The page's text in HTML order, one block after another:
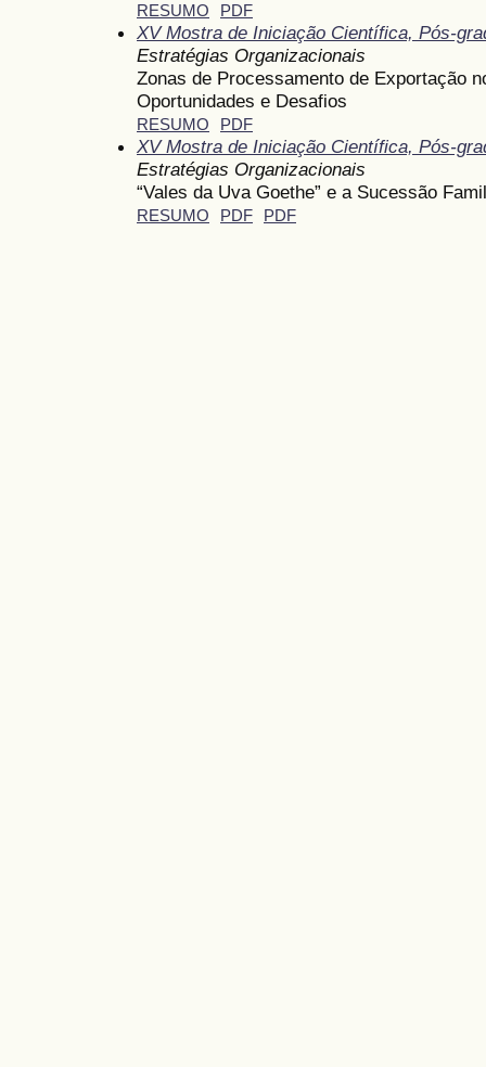
RESUMO PDF
XV Mostra de Iniciação Científica, Pós-
Estratégias Organizacionais
Zonas de Processamento de Exportação
Oportunidades e Desafios
RESUMO PDF
XV Mostra de Iniciação Científica, Pós-
Estratégias Organizacionais
“Vales da Uva Goethe” e a Sucessão
RESUMO PDF PDF